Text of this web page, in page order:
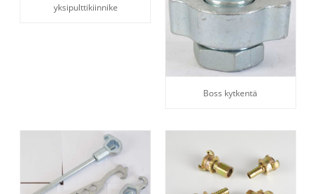
yksipulttikiinnike
Boss kytkentä